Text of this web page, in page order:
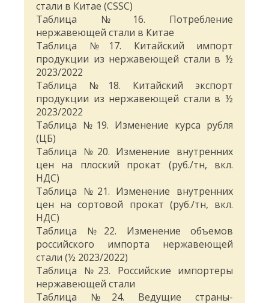
стали в Китае (CSSC)
Таблица №16. Потребление
нержавеющей стали в Китае
Таблица №17. Китайский импорт
продукции из нержавеющей стали в ½
2023/2022
Таблица №18. Китайский экспорт
продукции из нержавеющей стали в ½
2023/2022
Таблица №19. Изменение курса рубля
(ЦБ)
Таблица №20. Изменение внутренних
цен на плоский прокат (руб./тн, вкл.
НДС)
Таблица №21. Изменение внутренних
цен на сортовой прокат (руб./тн, вкл.
НДС)
Таблица №22. Изменение объемов
российского импорта нержавеющей
стали (½ 2023/2022)
Таблица №23. Российские импортеры
нержавеющей стали
Таблица №24. Ведущие страны-